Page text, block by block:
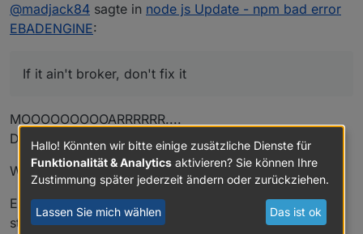
aber ja,... ich hab den iobroker die letzten Monate
wühl mich mal durch ob alles funktioniert :)
@madjack84 sagte in node js Update - npm bad error
EBADENGINE:
If it ain't broker, don't fix it
MOOOOOOOOOARRRRRR....
Das ist der allergrößte BULLSHIT EVER!!!!!!!
Wer erzählt so einen Schwachsinn immer????
Es gilt: Halt die Kiste immer auf einem aktuellen,
stabilen Stand.
Hallo! Könnten wir bitte einige zusätzliche Dienste für
Funktionalität & Analytics aktivieren? Sie können Ihre
Zustimmung später jederzeit ändern oder zurückziehen.
Lassen Sie mich wählen Das ist ok